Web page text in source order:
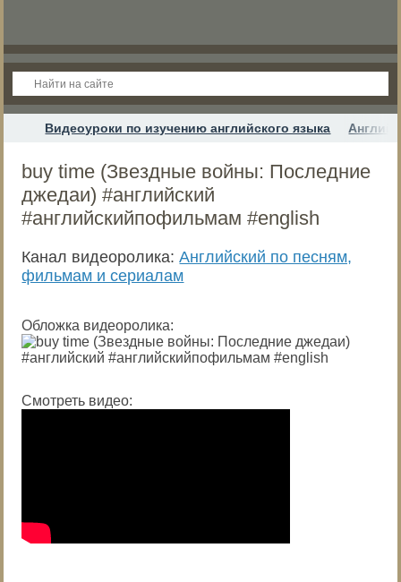
Видеоуроки по изучению английского языка
buy time (Звездные войны: Последние
джедаи) #английский
#английскийпофильмам #english
Канал видеоролика:Английский по песням,
фильмам и сериалам
Обложка видеоролика:
Смотреть видео: